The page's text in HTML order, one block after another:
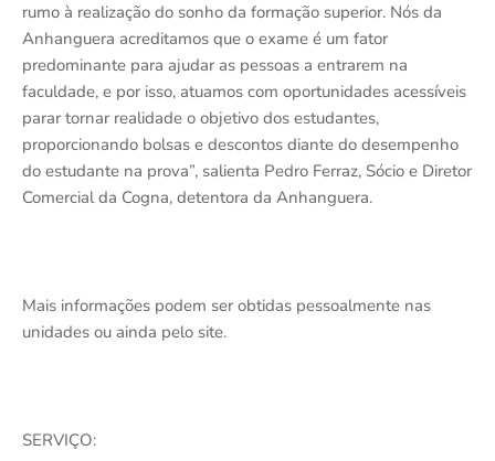
rumo à realização do sonho da formação superior. Nós da
Anhanguera acreditamos que o exame é um fator
predominante para ajudar as pessoas a entrarem na
faculdade, e por isso, atuamos com oportunidades acessíveis
parar tornar realidade o objetivo dos estudantes,
proporcionando bolsas e descontos diante do desempenho
do estudante na prova”, salienta Pedro Ferraz, Sócio e Diretor
Comercial da Cogna, detentora da Anhanguera.
Mais informações podem ser obtidas pessoalmente nas
unidades ou ainda pelo site.
SERVIÇO: